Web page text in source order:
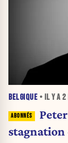
BELGIQUE • IL Y A 2
stagnation